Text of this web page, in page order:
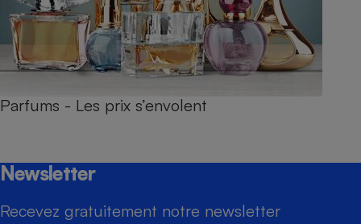
Parfums - Les prix s’envolent
Newsletter
Recevez gratuitement notre newsletter